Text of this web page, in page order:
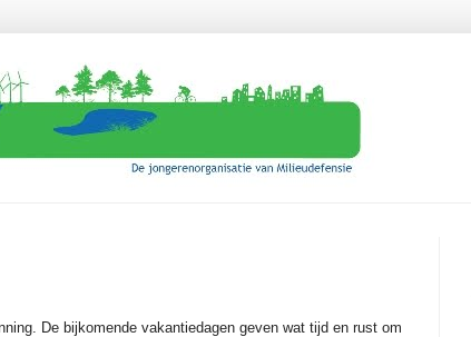
De bijkomende vakantiedagen geven wat tijd en rust om